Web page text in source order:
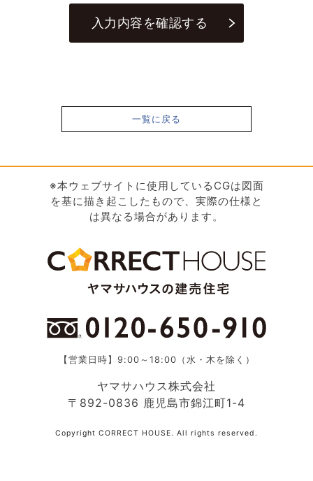
一覧に戻る
※本ウェブサイトに使用しているCGは図面
を基に描き起こしたもので、実際の仕様と
は異なる場合があります。
【営業日時】9:00～18:00（水・木を除く）
ヤマサハウス株式会社
〒892-0836 鹿児島市錦江町1-4
Copyright CORRECT HOUSE. All rights reserved.